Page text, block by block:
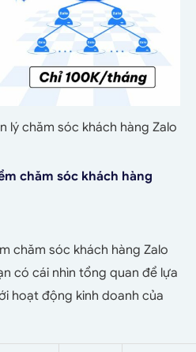
lý chăm sóc khách hàng Zalo
chăm sóc khách hàng
chăm sóc khách hàng Zalo
có cái nhìn tổng quan để lựa
hoạt động kinh doanh của